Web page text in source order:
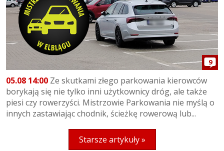
9
05.08 14:00 Ze skutkami złego parkowania kierowców
borykają się nie tylko inni użytkownicy dróg, ale także
piesi czy rowerzyści. Mistrzowie Parkowania nie myślą o
innych zastawiając chodnik, ścieżkę rowerową lub...
Starsze artykuły »